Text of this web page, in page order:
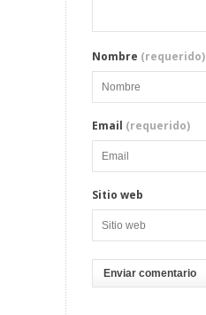
Nombre (requerido)
Email (requerido)
Sitio web